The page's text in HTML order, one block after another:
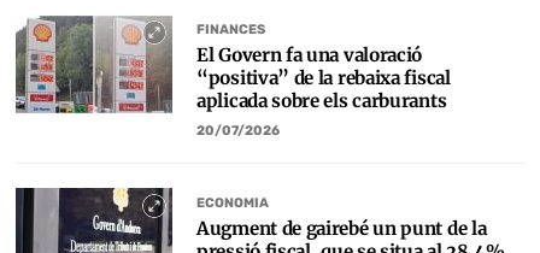
FINANCES
El Govern fa una valoració
“positiva” de la rebaixa fiscal
aplicada sobre els carburants
20/07/2026
ECONOMIA
Augment de gairebé un punt de la